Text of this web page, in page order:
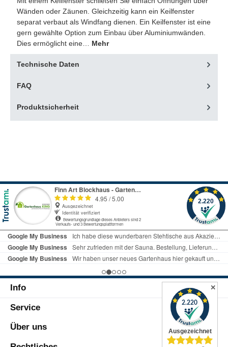
Wänden oder Zäunen. Gleichzeitig kann ein Keilfenster
separat verbaut als Windfang dienen. Ein Keilfenster ist eine
gern gewählte Option zum Einbau über Aluminiumwänden.
Dies ermöglicht eine… Mehr
Technische Daten
FAQ
Produktsicherheit
Info
Service
Über uns
✕